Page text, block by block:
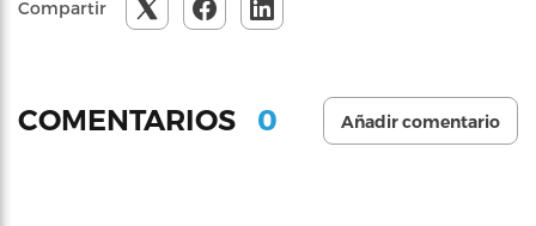
Compartir
COMENTARIOS 0 Añadir comentario